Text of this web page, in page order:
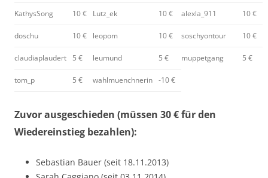
KathysSong 10 € Lutz_ek 10 € alexla_911 10 €
doschu 10 € leopom 10 € soschyontour 10 €
claudiaplaudert 5 € leumund 5 € muppetgang 5 €
tom_p 5 € wahlmuenchnerin -10 €
Zuvor ausgeschieden (müssen 30 € für den
Wiedereinstieg bezahlen):
Sebastian Bauer (seit 18.11.2013)